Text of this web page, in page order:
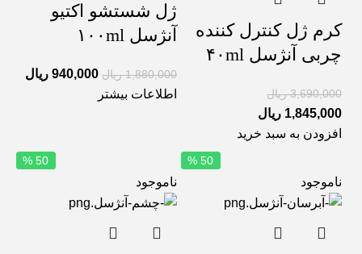
کرم ژل کنترل کننده
چربی آنژسل ۴۰ml
3,690,000 ریال
1,845,000 ریال
افزودن به سبد خرید
ژل شستشو اکتیو
آنژسل ۱۰۰ml
1,880,000 ریال 940,000 ریال
اطلاعات بیشتر
ناموجود
50 %
ناموجود
50 %